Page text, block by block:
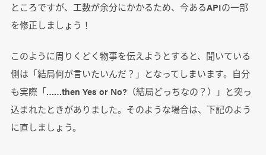
ところですが、工数が余分にかかるため、今あるAPIの一部
を修正しましょう！
このように周りくどく物事を伝えようとすると、聞いている
側は「結局何が言いたいんだ？」となってしまいます。自分
も実際「……then Yes or No?（結局どっちなの？）」と突っ
込まれたときがありました。そのような場合は、下記のよう
に直しましょう。